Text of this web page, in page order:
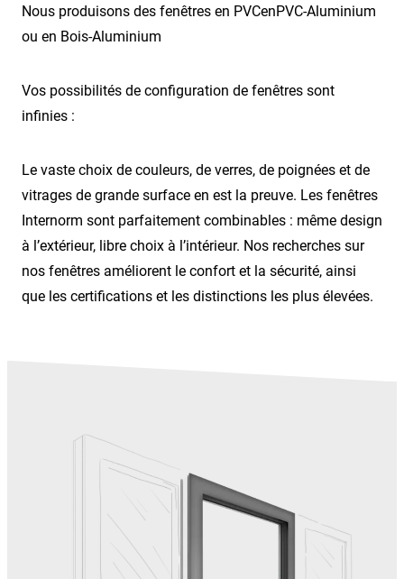
Nous produisons des fenêtres en
en
ou en
Vos possibilités de configuration de fenêtres sont
infinies :
Le vaste choix de couleurs, de verres, de poignées et de
vitrages de grande surface en est la preuve. Les fenêtres
Internorm sont parfaitement combinables : même design
à l’extérieur, libre choix à l’intérieur. Nos recherches sur
nos fenêtres améliorent le confort et la sécurité, ainsi
que les certifications et les distinctions les plus élevées.